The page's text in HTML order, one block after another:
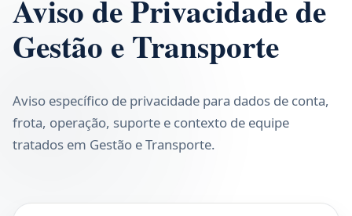
Aviso de Privacidade de
Gestão e Transporte
Aviso específico de privacidade para dados de conta,
frota, operação, suporte e contexto de equipe
tratados em Gestão e Transporte.